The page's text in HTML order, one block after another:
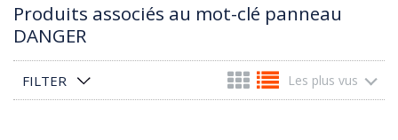
Produits associés au mot-clé panneau
DANGER
FILTER Les plus vus